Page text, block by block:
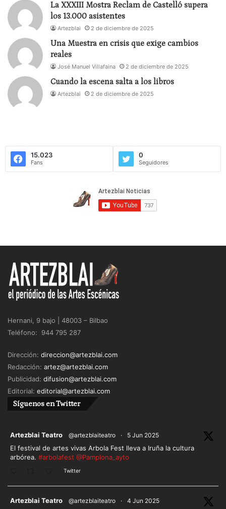
La XXXIII Mostra Reclam de Castelló supera
los 13.000 asistentes
Artezblai 2 de diciembre de 2025
Una Muestra en crisis que exige cambios
reales
José Manuel Villafaina 2 de diciembre de 2025
Cuando la escena salta a los libros
Artezblai 2 de diciembre de 2025
15.023
Fans
0
Seguidores
Hernani, 9 bajo | 48003 – Bilbao
Teléfono: 944 795 287
Dirección: direccion@artezblai.com
Redacción: artez@artezblai.com
Publicidad: difusion@artezblai.com
Editorial: editorial@artezblai.com
Síguenos en Twitter
Artezblai Teatro @artezblaiteatro · 5 Jun 2025
El festival de artes vivas Arbola Fest lleva a Iruña la cultura
arbórea. #arbolafest @Pamplona_ayto
Twitter
Artezblai Teatro @artezblaiteatro · 4 Jun 2025